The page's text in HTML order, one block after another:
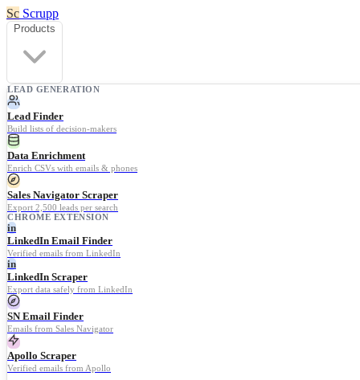
Sc Scrupp
Products
LEAD GENERATION
Lead Finder
Build lists of decision-makers
Data Enrichment
Enrich CSVs with emails & phones
Sales Navigator Scraper
Export 2,500 leads per search
CHROME EXTENSION
in
LinkedIn Email Finder
Verified emails from LinkedIn
in
LinkedIn Scraper
Export data safely from LinkedIn
SN Email Finder
Emails from Sales Navigator
Apollo Scraper
Verified emails from Apollo